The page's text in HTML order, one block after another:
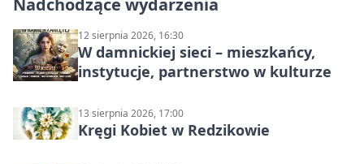
Nadchodzące wydarzenia
12 sierpnia 2026, 16:30
W damnickiej sieci – mieszkańcy,
instytucje, partnerstwo w kulturze
13 sierpnia 2026, 17:00
Kręgi Kobiet w Redzikowie